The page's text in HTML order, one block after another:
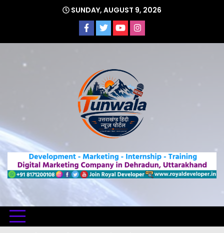
SUNDAY, AUGUST 9, 2026
Uttarakhand Hindi News Portal